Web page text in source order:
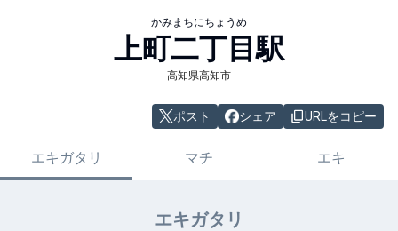
かみまちにちょうめ
上町二丁目駅
高知県高知市
ポスト シェア URLをコピー
エキガタリ マチ エキ
エキガタリ